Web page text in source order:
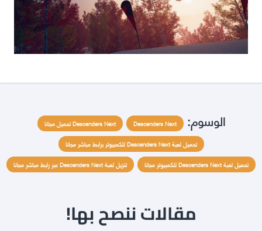
الوسوم: Descenders Next
Descenders Next تحميل مجانا
تحميل لعبة Descenders Next للكمبيوتر برابط مباشر مجانا
تحميل لعبة Descenders Next للكمبيوتر مجانا
تنزيل لعبة Descenders Next عبر رابط مباشر مجانا
مقالات ننصح بها!